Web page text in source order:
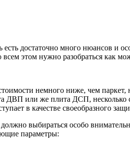
достаточно много нюансов и
этом нужно разобраться как
немного ниже, чем
ДВП или же плита ДСП, несколько
в качестве своеобразного
выбираться особо
параметры: